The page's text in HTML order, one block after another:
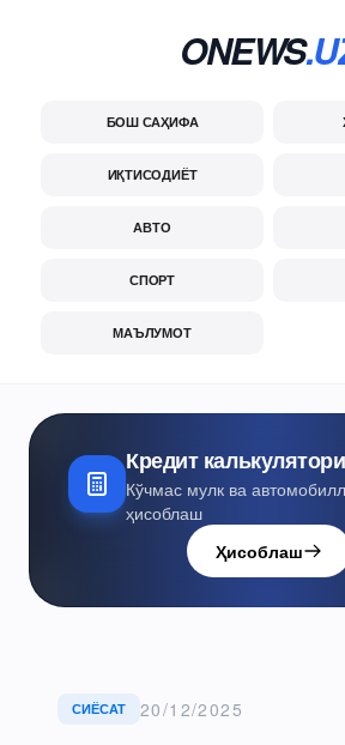
ONEWS
БОШ САҲИФА
ИҚТИСОДИЁТ
АВТО
СПОРТ
МАЪЛУМОТ
Кредит калькулятори
Кўчмас мулк ва
ҳисоблаш
Ҳисоблаш
СИЁСАТ 20/12/2025